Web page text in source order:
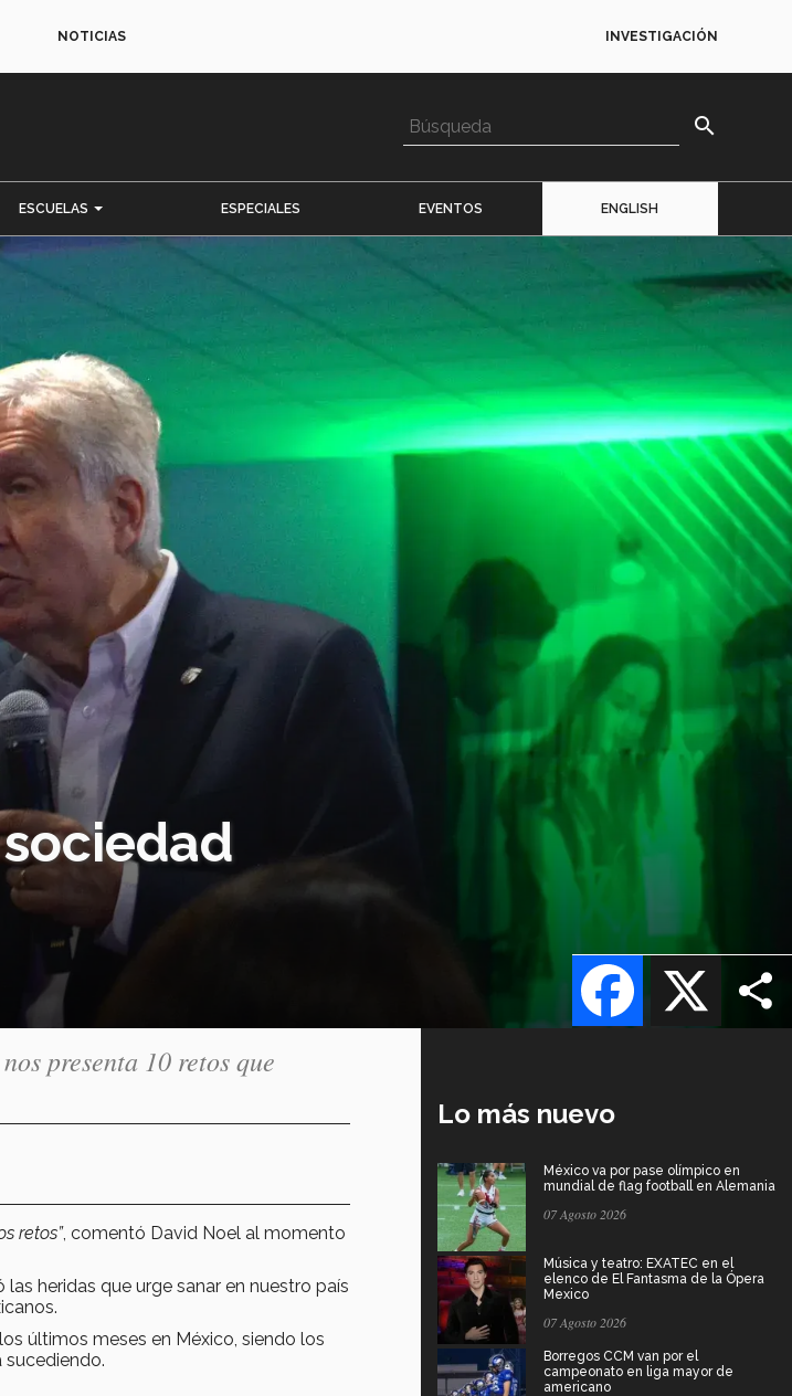
NOTICIAS INVESTIGACIÓN
search
ESCUELAS ESPECIALES EVENTOS ENGLISH
X
Facebook
presenta 10 retos que
retos”, comentó David Noel al momento
heridas que urge sanar en nuestro país
últimos meses en México, siendo los
Lo más nuevo
México va por pase olímpico en
mundial de flag football en Alemania
07 Agosto 2026
Música y teatro: EXATEC en el
elenco de El Fantasma de la Ópera
Mexico
07 Agosto 2026
Borregos CCM van por el
campeonato en liga mayor de
americano